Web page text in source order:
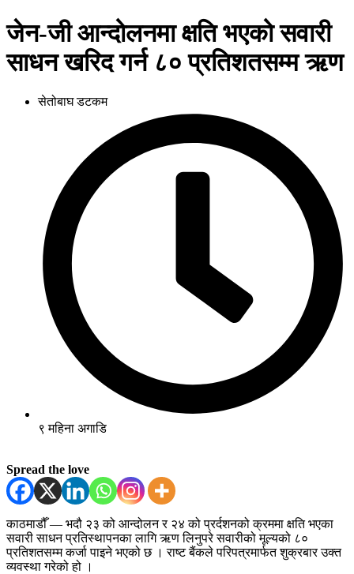
जेन-जी आन्दोलनमा क्षति भएको सवारी
साधन खरिद गर्न ८० प्रतिशतसम्म ऋण
सेतोबाघ डटकम
९ महिना अगाडि
Spread the love
काठमाडौँ — भदौ २३ को आन्दोलन र २४ को प्रर्दशनको क्रममा क्षति भएका
सवारी साधन प्रतिस्थापनका लागि ऋण लिनुपरे सवारीको मूल्यको ८०
प्रतिशतसम्म कर्जा पाइने भएको छ । राष्ट बैंकले परिपत्रमार्फत शुक्रबार उक्त
व्यवस्था गरेको हो ।